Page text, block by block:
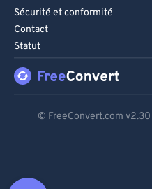
Sécurité et conformité
Contact
Statut
© FreeConvert.com v2.30